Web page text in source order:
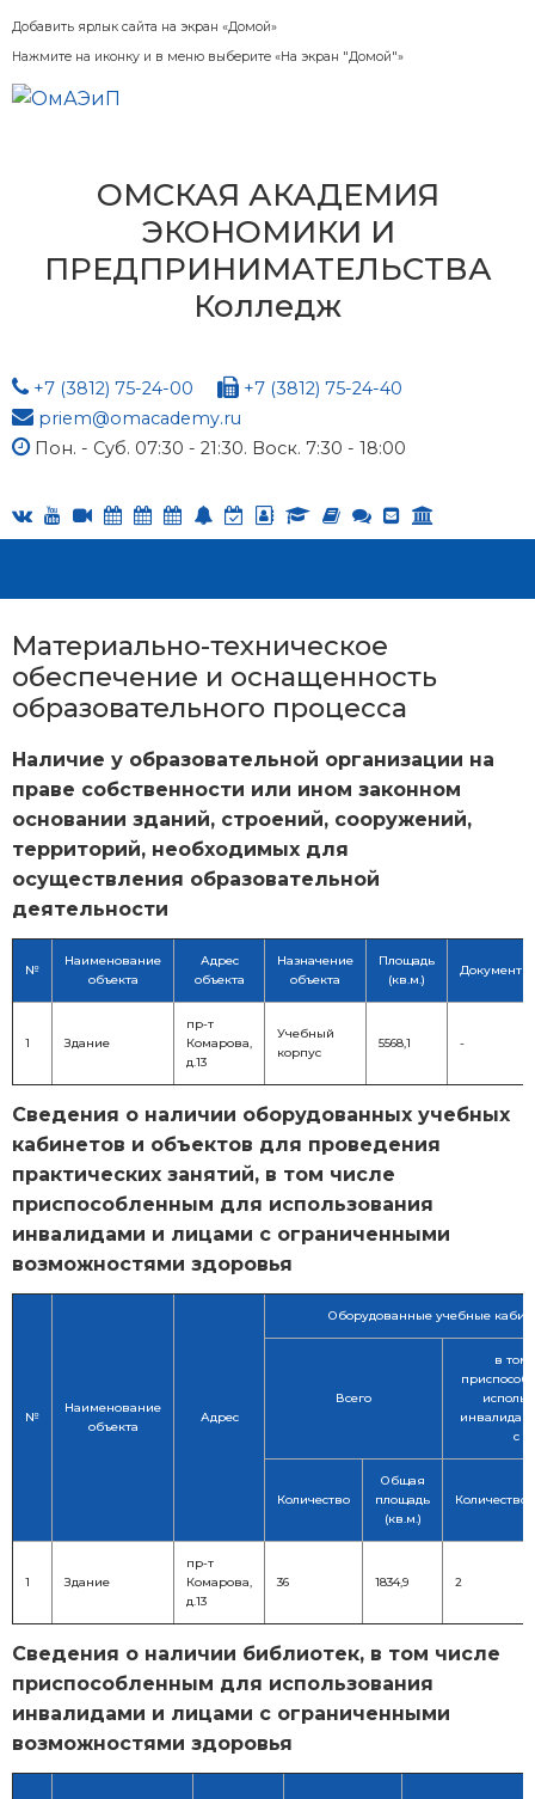
Добавить ярлык сайта на экран «Домой»
Нажмите на иконку и в меню выберите «На экран "Домой"»
ОМСКАЯ АКАДЕМИЯ
ЭКОНОМИКИ И
ПРЕДПРИНИМАТЕЛЬСТВА
Колледж
+7 (3812) 75-24-00
+7 (3812) 75-24-40
priem@omacademy.ru
Пон. - Суб. 07:30 - 21:30. Воск. 7:30 - 18:00
Материально-техническое
обеспечение и оснащенность
образовательного процесса
Наличие у образовательной организации на
праве собственности или ином законном
основании зданий, строений, сооружений,
территорий, необходимых для
осуществления образовательной
деятельности
№
Наименование
объекта
Адрес
объекта
Назначение
объекта
Площадь
(кв.м.)
Документы
1 Здание
пр-т
Комарова,
д.13
Учебный
корпус
5568,1 -
Сведения о наличии оборудованных учебных
кабинетов и объектов для проведения
практических занятий, в том числе
приспособленным для использования
инвалидами и лицами с ограниченными
возможностями здоровья
№
Наименование
объекта
Адрес
Оборудованные учебные
Всего
в том
с
Количество
Общая
площадь
(кв.м.)
Количество
1 Здание
пр-т
Комарова,
д.13
36 1834,9 2
Сведения о наличии библиотек, в том числе
приспособленным для использования
инвалидами и лицами с ограниченными
возможностями здоровья